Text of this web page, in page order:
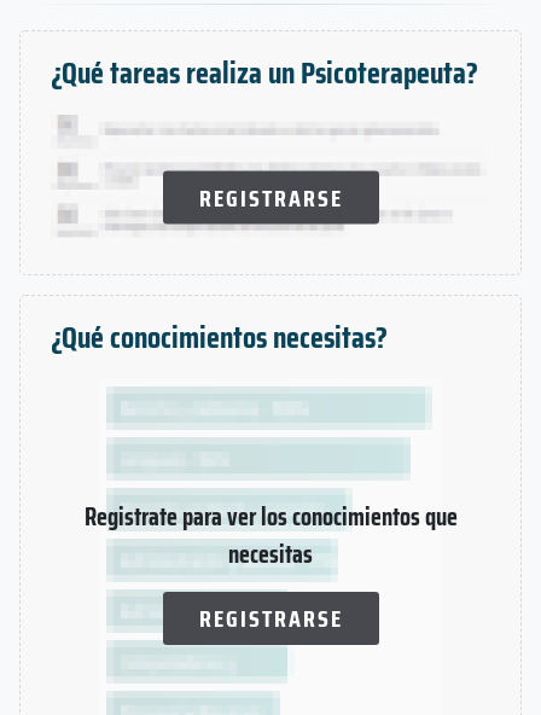
¿Qué tareas realiza un Psicoterapeuta?
REGISTRARSE
¿Qué conocimientos necesitas?
Registrate para ver los conocimientos que
necesitas
REGISTRARSE